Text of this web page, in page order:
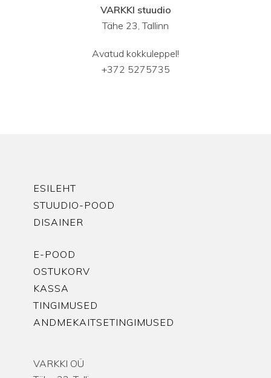
VARKKI stuudio
Tähe 23, Tallinn
Avatud kokkuleppel!
+372 5275735
ESILEHT
STUUDIO-POOD
DISAINER
E-POOD
OSTUKORV
KASSA
TINGIMUSED
ANDMEKAITSETINGIMUSED
VARKKI OÜ